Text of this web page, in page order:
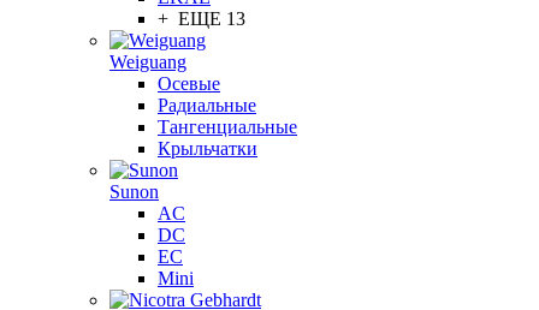
+ ЕЩЕ 13
Weiguang
Осевые
Радиальные
Тангенциальные
Крыльчатки
Sunon
AC
DC
EC
Mini